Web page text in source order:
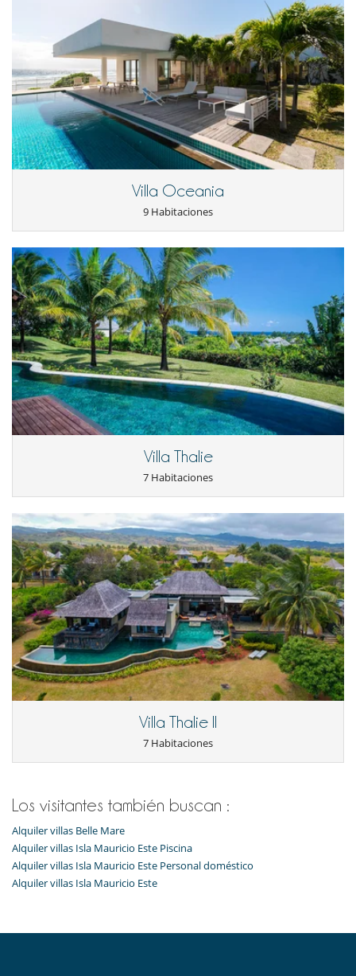
Villa Oceania
9 Habitaciones
Villa Thalie
7 Habitaciones
Villa Thalie II
7 Habitaciones
Los visitantes también buscan :
Alquiler villas Belle Mare
Alquiler villas Isla Mauricio Este Piscina
Alquiler villas Isla Mauricio Este Personal doméstico
Alquiler villas Isla Mauricio Este